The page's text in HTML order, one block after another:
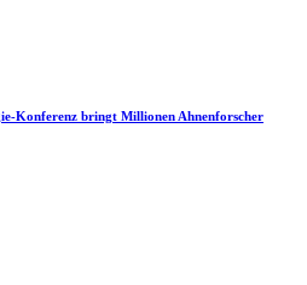
Konferenz bringt Millionen Ahnenforscher